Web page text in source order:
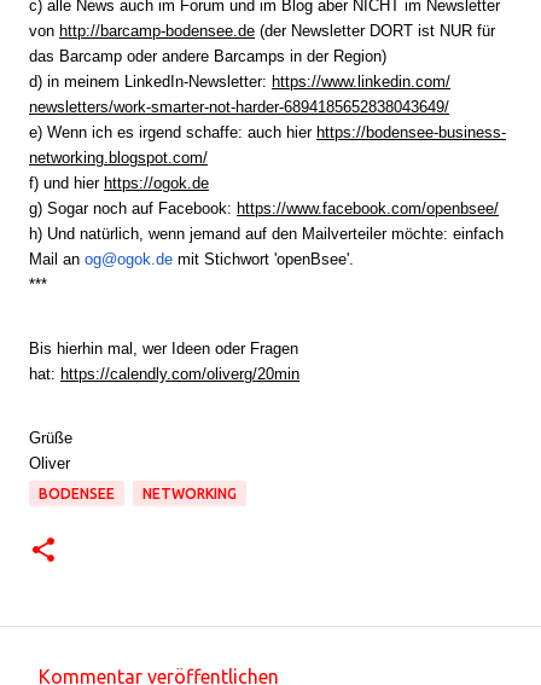
c) alle News auch im Forum und im Blog aber NICHT im Newsletter
von http://barcamp-bodensee.de (der Newsletter DORT ist NUR für
das Barcamp oder andere Barcamps in der Region)
d) in meinem LinkedIn-Newsletter: https://www.linkedin.com/
newsletters/work-smarter-not-harder-6894185652838043649/
e) Wenn ich es irgend schaffe: auch hier https://bodensee-business-
networking.blogspot.com/
f) und hier https://ogok.de
g) Sogar noch auf Facebook: https://www.facebook.com/openbsee/
h) Und natürlich, wenn jemand auf den Mailverteiler möchte: einfach
Mail an og@ogok.de mit Stichwort 'openBsee'.
***
Bis hierhin mal, wer Ideen oder Fragen
hat: https://calendly.com/oliverg/20min
Grüße
Oliver
BODENSEE NETWORKING
Kommentar veröffentlichen